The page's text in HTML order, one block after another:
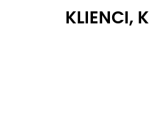
KLIENCI,